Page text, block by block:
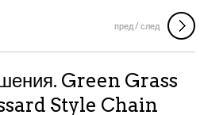
пред / след
Green Grass
Style Chain